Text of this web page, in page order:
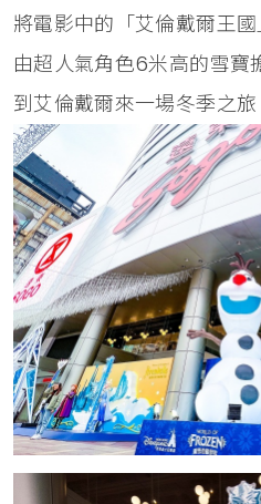
將電影中的「艾倫戴爾王
由超人氣角色6米高的雪寶
到艾倫戴爾來一場冬季之旅